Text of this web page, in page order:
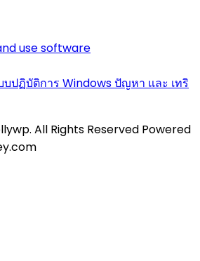
use software
บปฏิบัติการ Windows ปัญหา และ เทริ
All Rights Reserved Powered